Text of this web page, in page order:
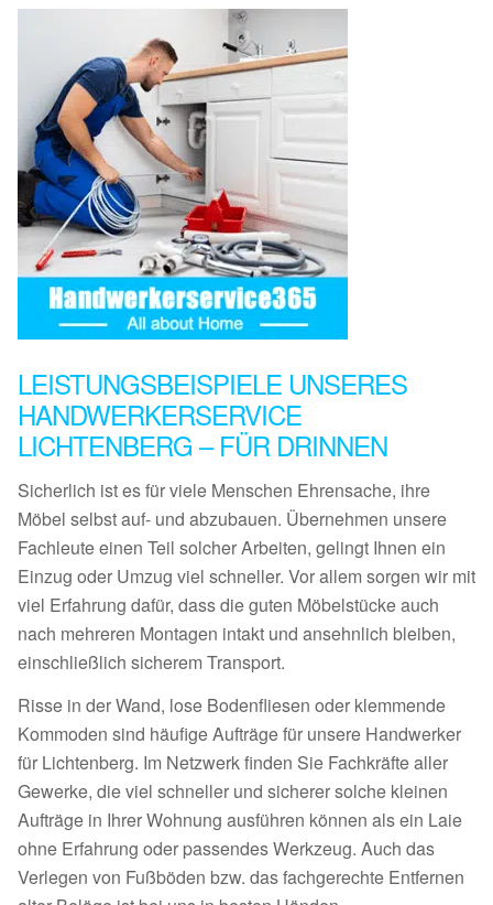
LEISTUNGSBEISPIELE UNSERES
HANDWERKERSERVICE
LICHTENBERG – FÜR DRINNEN
Sicherlich ist es für viele Menschen Ehrensache, ihre
Möbel selbst auf- und abzubauen. Übernehmen unsere
Fachleute einen Teil solcher Arbeiten, gelingt Ihnen ein
Einzug oder Umzug viel schneller. Vor allem sorgen wir mit
viel Erfahrung dafür, dass die guten Möbelstücke auch
nach mehreren Montagen intakt und ansehnlich bleiben,
einschließlich sicherem Transport.
Risse in der Wand, lose Bodenfliesen oder klemmende
Kommoden sind häufige Aufträge für unsere Handwerker
für Lichtenberg. Im Netzwerk finden Sie Fachkräfte aller
Gewerke, die viel schneller und sicherer solche kleinen
Aufträge in Ihrer Wohnung ausführen können als ein Laie
ohne Erfahrung oder passendes Werkzeug. Auch das
Verlegen von Fußböden bzw. das fachgerechte Entfernen